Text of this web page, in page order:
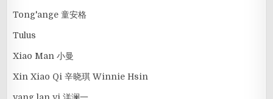
Tong'ange 童安格
Tulus
Xiao Man 小曼
Xin Xiao Qi 辛晓琪 Winnie Hsin